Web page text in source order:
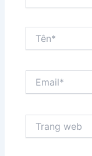
web